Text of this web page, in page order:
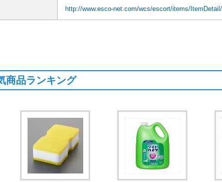
http://www.esco-net.com/wcs/escort/items/
商品ランキング